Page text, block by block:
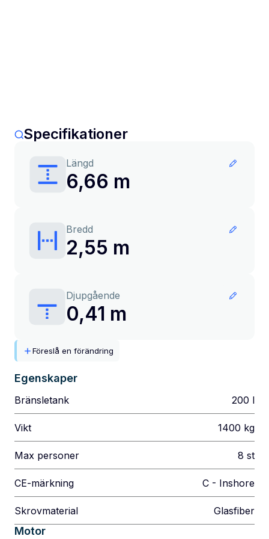
Specifikationer
Längd
6,66 m
Bredd
2,55 m
Djupgående
0,41 m
Föreslå en förändring
Egenskaper
Bränsletank 200 l
Vikt 1400 kg
Max personer 8 st
CE-märkning C - Inshore
Skrovmaterial Glasfiber
Motor